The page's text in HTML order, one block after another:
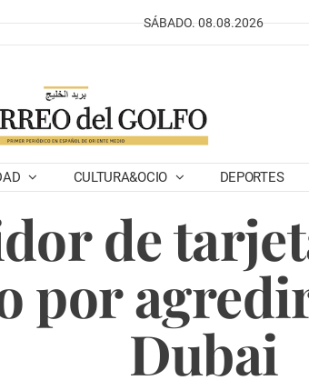
SÁBADO. 08.08.2026
CULTURA&OCIO DEPORTES
de
por
Dubai